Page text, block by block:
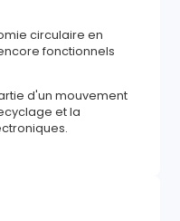
circulaire en
fonctionnels
d'un mouvement
et la